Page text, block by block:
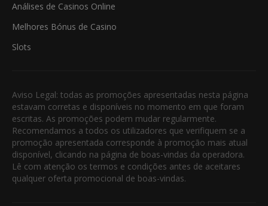
Análises de Casinos Online
Melhores Bónus de Casino
Slots
Aviso Legal: todas as promoções apresentadas nesta página
estavam corretas e disponíveis no momento em que foram
escritas. As promoções podem mudar regularmente.
Recomendamos a todos os utilizadores que verifiquem se a
promoção apresentada corresponde à promoção mais atual
disponível, clicando na página de boas-vindas da operadora.
Lê com atenção os termos e condições antes de aceitares
qualquer oferta promocional de boas-vindas.